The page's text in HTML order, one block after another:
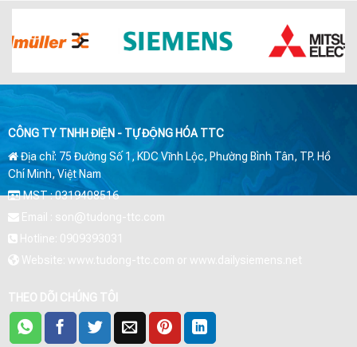
CÔNG TY TNHH ĐIỆN - TỰ ĐỘNG HÓA TTC
Địa chỉ: 75 Đường Số 1, KDC Vĩnh Lộc, Phường Bình Tân, TP. Hồ
Chí Minh, Việt Nam
MST : 0319408516
Email : son@tudong-ttc.com
Hotline: 0909393031
Website: www.tudong-ttc.com or www.dailysiemens.net
THEO DÕI CHÚNG TÔI